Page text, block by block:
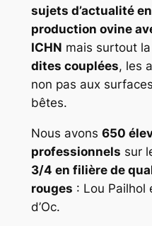
sujets d’actualité
production ovine
ICHN mais surtout la
dites couplées, les
non pas aux
bêtes.
Nous avons 650
professionnels sur
3/4 en filière de
rouges : Lou Pailhol
d’Oc.